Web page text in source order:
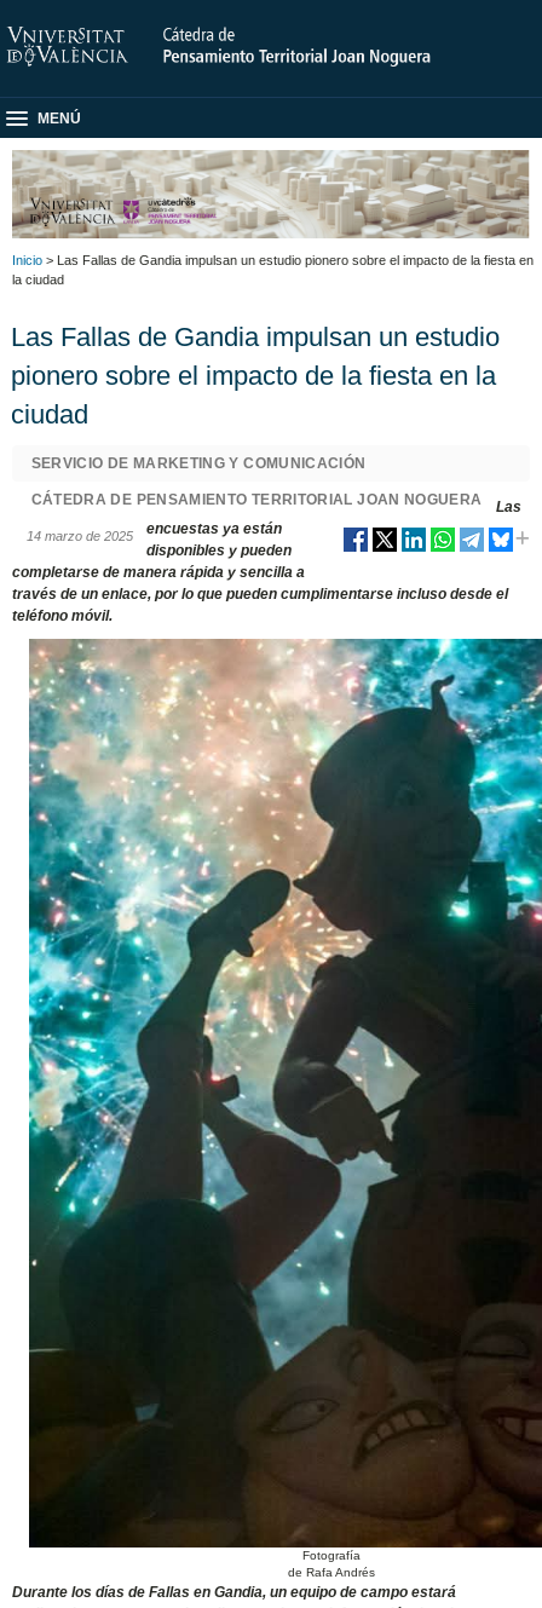
MENÚ
Inicio > Las Fallas de Gandia impulsan un estudio pionero sobre el impacto de la fiesta en
la ciudad
Las Fallas de Gandia impulsan un estudio
pionero sobre el impacto de la fiesta en la
ciudad
SERVICIO DE MARKETING Y COMUNICACIÓN
CÁTEDRA DE PENSAMIENTO TERRITORIAL JOAN NOGUERA
14 marzo de 2025
Las
encuestas ya están
disponibles y pueden
completarse de manera rápida y sencilla a
través de un enlace, por lo que pueden cumplimentarse incluso desde el
teléfono móvil.
Fotografía
de Rafa Andrés
Durante los días de Fallas en Gandia, un equipo de campo estará